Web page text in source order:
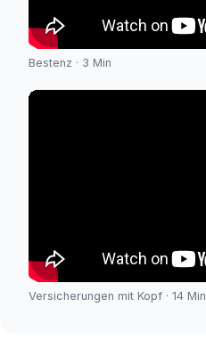
Bestenz · 3 Min
Versicherungen mit Kopf · 14 Min